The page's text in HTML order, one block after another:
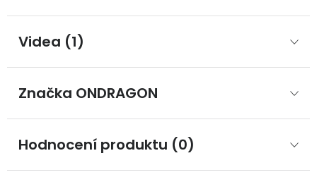
Videa (1)
Značka ONDRAGON
Hodnocení produktu (0)